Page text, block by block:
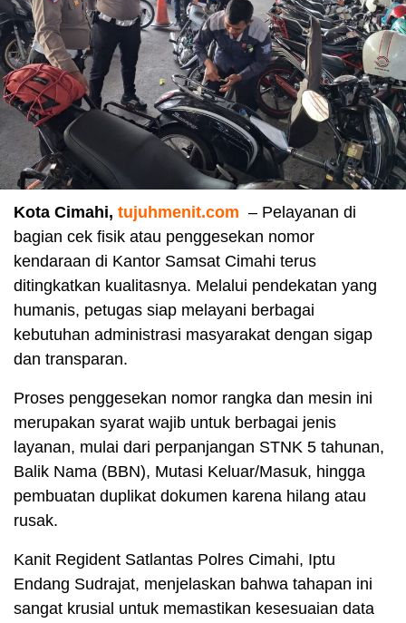
Kota Cimahi, tujuhmenit.com – Pelayanan di
bagian cek fisik atau penggesekan nomor
kendaraan di Kantor Samsat Cimahi terus
ditingkatkan kualitasnya. Melalui pendekatan yang
humanis, petugas siap melayani berbagai
kebutuhan administrasi masyarakat dengan sigap
dan transparan.
Proses penggesekan nomor rangka dan mesin ini
merupakan syarat wajib untuk berbagai jenis
layanan, mulai dari perpanjangan STNK 5 tahunan,
Balik Nama (BBN), Mutasi Keluar/Masuk, hingga
pembuatan duplikat dokumen karena hilang atau
rusak.
Kanit Regident Satlantas Polres Cimahi, Iptu
Endang Sudrajat, menjelaskan bahwa tahapan ini
sangat krusial untuk memastikan kesesuaian data